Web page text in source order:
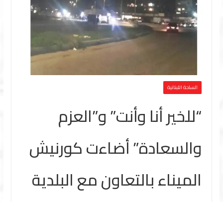
الساحة اللبنانية
“للخير أنا وأنت” و”العزم
والسعادة” أضاءت كورنيش
الميناء بالتعاون مع البلدية